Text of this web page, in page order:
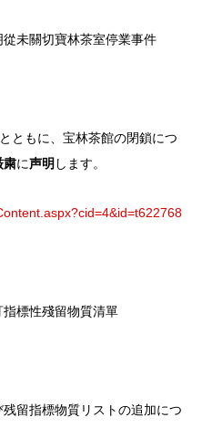
未關切寶林茶室停業事件
ともに、宝林茶館の閉鎖につ
粛に声明 します。
標性殘留物質清單
留指標物質リストの追加につ